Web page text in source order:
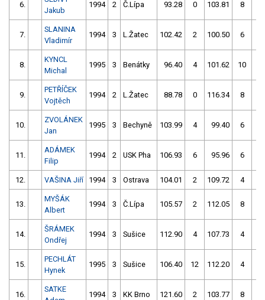
6.
Jakub
1994 2 Č.Lípa 93.28 0 103.81 8
7.
SLANINA
Vladimír
1994 3 L.Žatec 102.42 2 100.50 6
8.
KYNCL
Michal
1995 3 Benátky 96.40 4 101.62 10
9.
PETŘÍČEK
Vojtěch
1994 2 L.Žatec 88.78 0 116.34 8
10.
ZVOLÁNEK
Jan
1995 3 Bechyně 103.99 4 99.40 6
11.
ADÁMEK
Filip
1994 2 USK Pha 106.93 6 95.96 6
12. VAŠINA Jiří 1994 3 Ostrava 104.01 2 109.72 4
13.
MYŠÁK
Albert
1994 3 Č.Lípa 105.57 2 112.05 8
14.
ŠRÁMEK
Ondřej
1994 3 Sušice 112.90 4 107.73 4
15.
PECHLÁT
Hynek
1995 3 Sušice 106.40 12 112.20 4
16.
SATKE
1994 3 KK Brno 121.60 2 103.77 8